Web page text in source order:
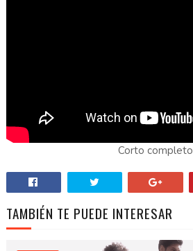
Corto completo
TAMBIÉN TE PUEDE INTERESAR